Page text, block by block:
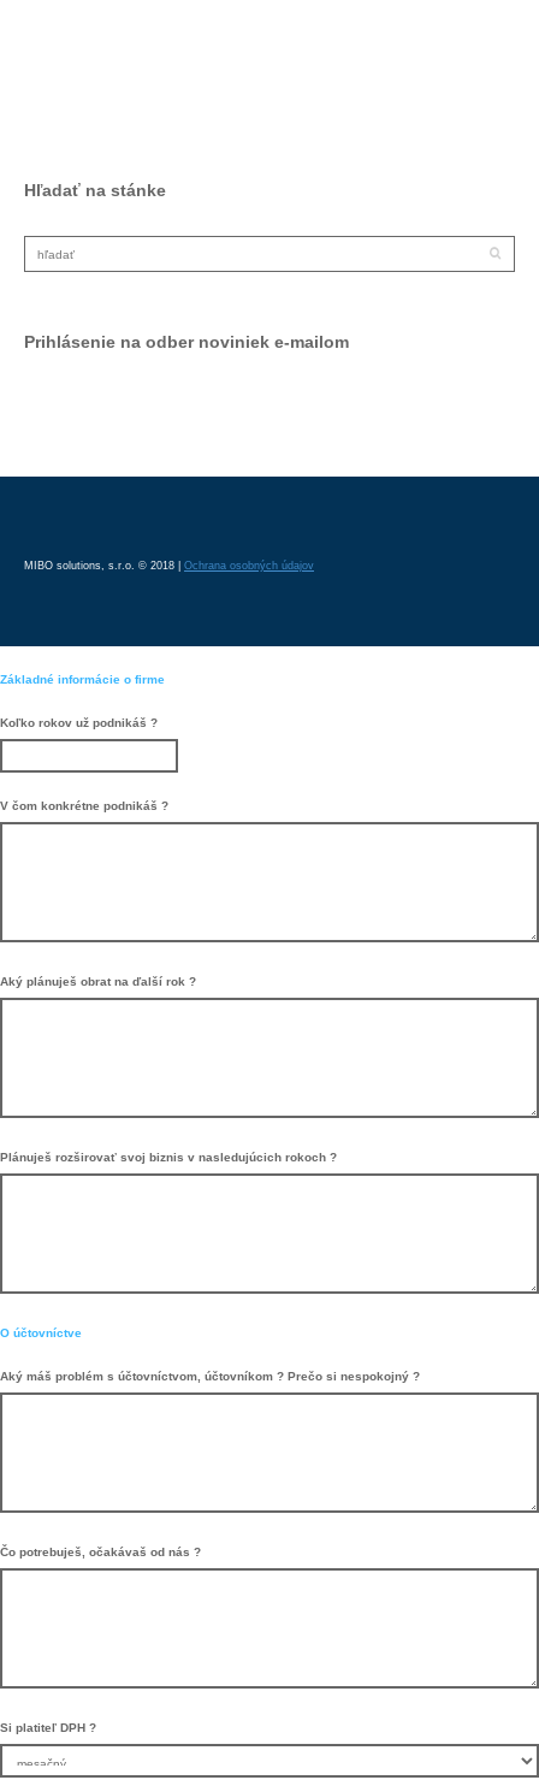
Hľadať na stánke
Prihlásenie na odber noviniek e-mailom
MIBO solutions, s.r.o. © 2018 | Ochrana osobných údajov
Základné informácie o firme
Koľko rokov už podnikáš ?
V čom konkrétne podnikáš ?
Aký plánuješ obrat na ďalší rok ?
Plánuješ rozširovať svoj biznis v nasledujúcich rokoch ?
O účtovníctve
Aký máš problém s účtovníctvom, účtovníkom ? Prečo si nespokojný ?
Čo potrebuješ, očakávaš od nás ?
Si platiteľ DPH ?